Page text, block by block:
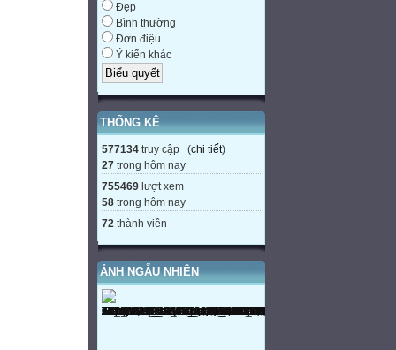
Đẹp
Bình thường
Đơn điệu
Ý kiến khác
THỐNG KÊ
577134 truy cập (chi tiết)
27 trong hôm nay
755469 lượt xem
58 trong hôm nay
72 thành viên
ẢNH NGẪU NHIÊN